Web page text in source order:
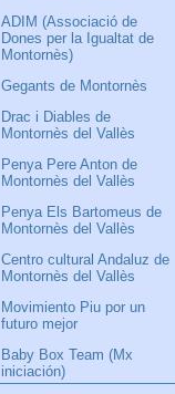
ADIM (Associació de
Dones per la Igualtat de
Montornès)
Gegants de Montornès
Drac i Diables de
Montornès del Vallès
Penya Pere Anton de
Montornès del Vallès
Penya Els Bartomeus de
Montornès del Vallès
Centro cultural Andaluz de
Montornès del Vallès
Movimiento Piu por un
futuro mejor
Baby Box Team (Mx
iniciación)